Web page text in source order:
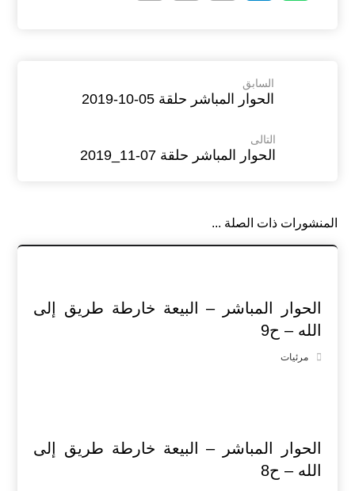
السابق
الحوار المباشر حلقة 05-10-2019
التالى
الحوار المباشر حلقة 07-11_2019
المنشورات ذات الصلة ...
الحوار المباشر – البيعة خارطة طريق إلى
الله – ح9
مرئيات
الحوار المباشر – البيعة خارطة طريق إلى
الله – ح8